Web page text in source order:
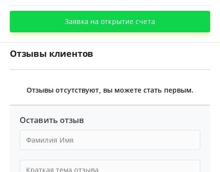
Заявка на открытие счета
Отзывы клиентов
Отзывы отсутствуют, вы можете стать первым.
Оставить отзыв